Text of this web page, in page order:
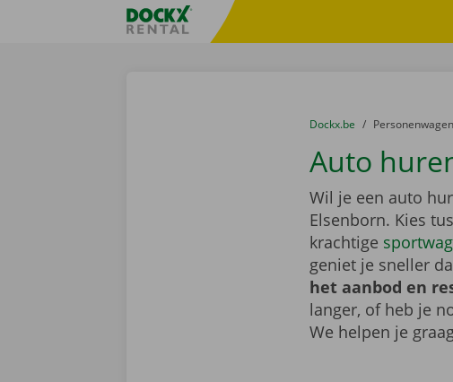
Taalselectie overslaanFratello DEMO
U bevindt zich hier:
van
Dockx.be naar
Auto
Wil je een auto
Elsenborn. Kies
krachtige
geniet je sneller
het aanbod en
langer, of heb je
We helpen je